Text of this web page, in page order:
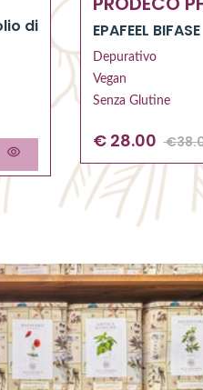
di
EPAFEEL BIFASE
Depurativo
Vegan
Senza Glutine
€ 28.00 €